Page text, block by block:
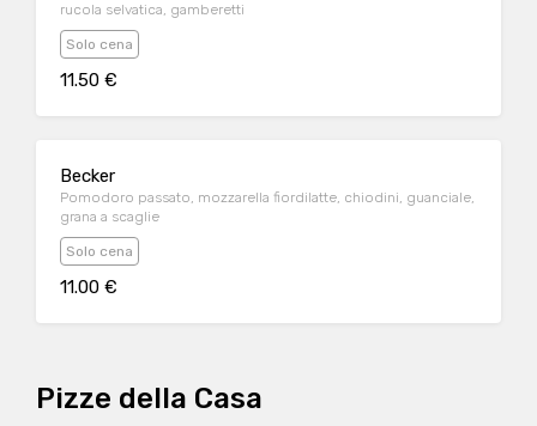
rucola selvatica, gamberetti
Solo cena
11.50 €
Becker
Pomodoro passato, mozzarella fiordilatte, chiodini, guanciale,
grana a scaglie
Solo cena
11.00 €
Pizze della Casa